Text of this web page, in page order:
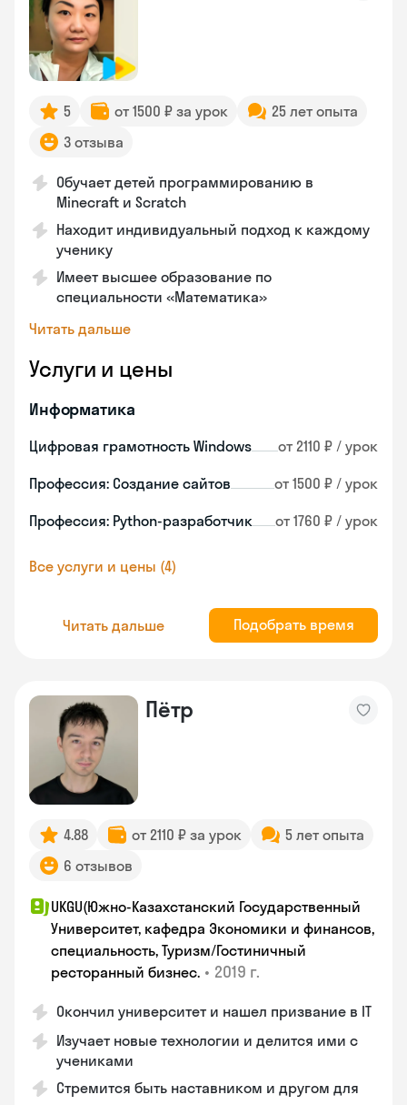
5 от 1500 ₽ за урок
25 лет опыта
3 отзыва
Обучает детей программированию в
Minecraft и Scratch
Находит индивидуальный подход к каждому
ученику
Имеет высшее образование по
специальности «Математика»
Читать дальше
Услуги и цены
Информатика
Цифровая грамотность Windows от 2110 ₽ / урок
Профессия: Создание сайтов от 1500 ₽ / урок
Профессия: Python-разработчик от 1760 ₽ / урок
Все услуги и цены (4)
Читать дальше Подобрать время
Пётр
4.88 от 2110 ₽ за урок
5 лет опыта
6 отзывов
UKGU(Южно-Казахстанский Государственный
Университет, кафедра Экономики и финансов,
специальность, Туризм/Гостиничный
ресторанный бизнес. • 2019 г.
Окончил университет и нашел призвание в IT
Изучает новые технологии и делится ими с
учениками
Стремится быть наставником и другом для